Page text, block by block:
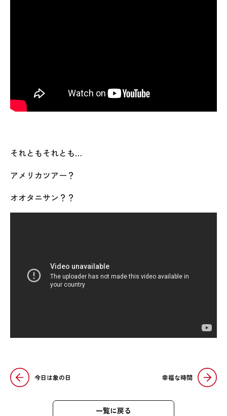
それともそれとも…
アメリカツアー？
オオタニサン？？
今日は象の日
一覧に戻る
幸福な時間